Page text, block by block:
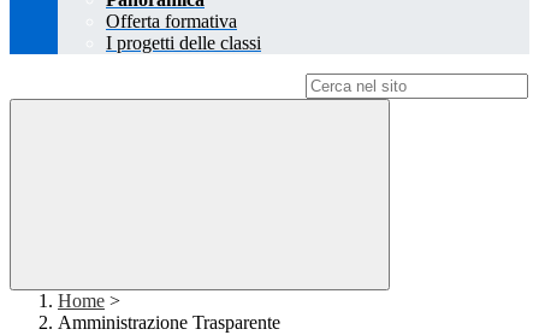
Offerta formativa
I progetti delle classi
Home >
Amministrazione Trasparente